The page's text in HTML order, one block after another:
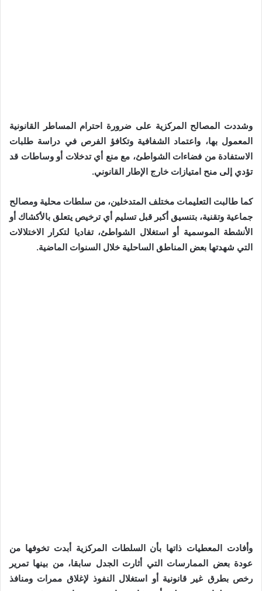
وشددت المصالح المركزية على ضرورة احترام المساطر القانونية
المعمول بها، واعتماد الشفافية وتكافؤ الفرص في دراسة طلبات
الاستفادة من فضاءات الشواطئ، مع منع أي تدخلات أو وساطات قد
تؤدي إلى منح امتيازات خارج الإطار القانوني.
كما طالبت التعليمات مختلف المتدخلين، من سلطات محلية ومصالح
جماعية وتقنية، بتنسيق أكبر قبل تسليم أي ترخيص يتعلق بالأكشاك أو
الأنشطة الموسمية أو استغلال الشواطئ، تفاديا لتكرار الاختلالات
التي شهدتها بعض المناطق الساحلية خلال السنوات الماضية.
وأفادت المعطيات ذاتها بأن السلطات المركزية أبدت تخوفها من
عودة بعض الممارسات التي أثارت الجدل سابقا، من بينها تمرير
رخص بطرق غير قانونية أو استغلال النفوذ لإغلاق ممرات ومنافذ